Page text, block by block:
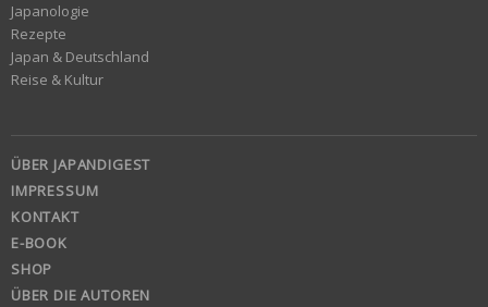
Japanologie
Rezepte
Japan & Deutschland
Reise & Kultur
ÜBER JAPANDIGEST
IMPRESSUM
KONTAKT
E-BOOK
SHOP
ÜBER DIE AUTOREN